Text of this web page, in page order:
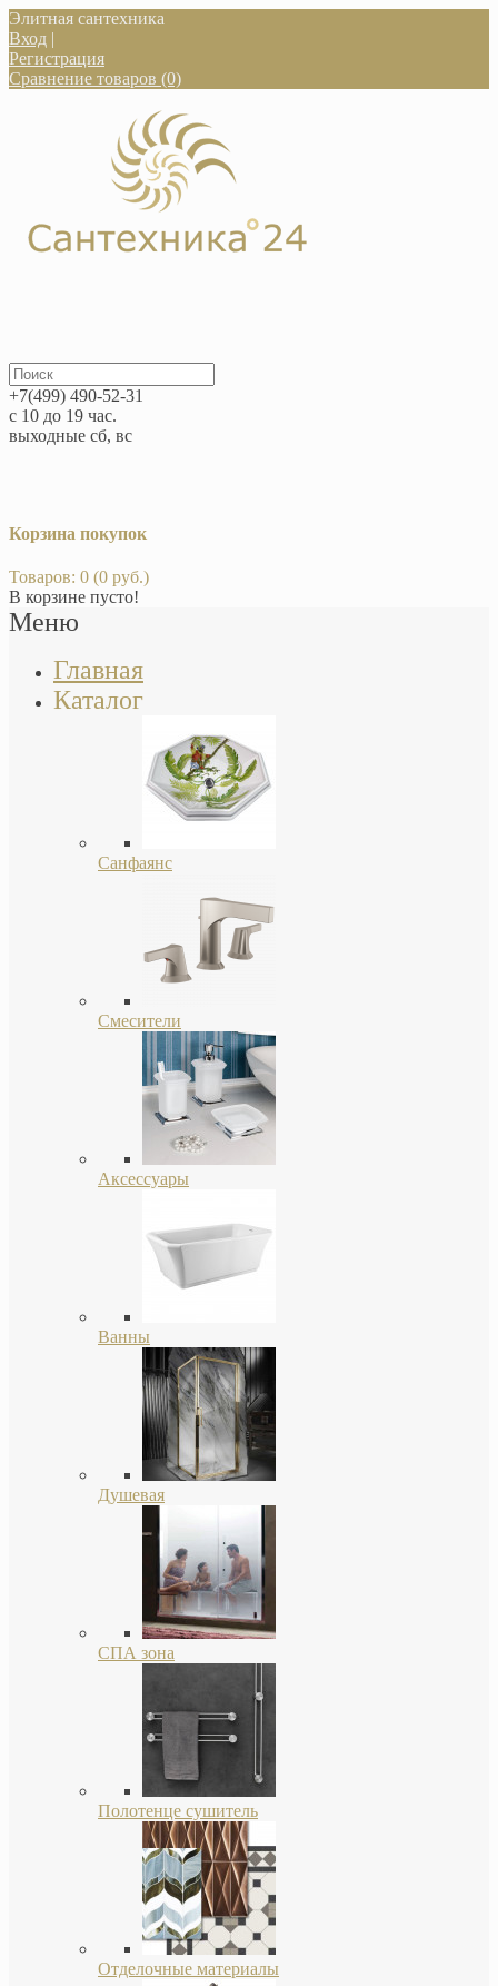
Элитная сантехника
Вход |
Регистрация
Сравнение товаров (0)
+7(499) 490-52-31
с 10 до 19 час.
выходные сб, вс
Корзина покупок
Товаров: 0 (0 руб.)
В корзине пусто!
Меню
Главная
Каталог
Санфаянс
Смесители
Аксессуары
Ванны
Душевая
СПА зона
Полотенце сушитель
Отделочные материалы